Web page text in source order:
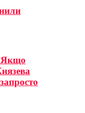
Якщо